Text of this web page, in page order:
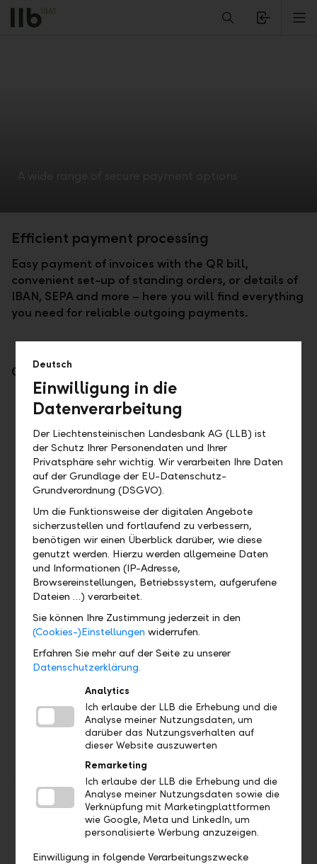
Alerts.Headline
Efficient payment processing
Easy payment of invoices with the QR bill,
convenient set-up of standing orders, or details of
IBAN, SEPA and more – here you will find everything
you need for reliable outgoing payments.
Our solution
QR bill
Fast payment thanks to the easy scanning of QR bills. For
more details, click here.
Go to QR bill
Outgoing payments
From standing orders and one-off payments to direct
debits. Find out more here.
Go to Outgoing payments
Simple explanations of Single Euro Payments (SEPA),
Identifier Code (BIC).
Go to SEPA, IBAN, etc.
Share Print
Deutsch
Einwilligung in die
Datenverarbeitung
Der Liechtensteinischen Landesbank AG (LLB) ist
der Schutz Ihrer Personendaten und Ihrer
Privatsphäre sehr wichtig. Wir verarbeiten Ihre Daten
auf der Grundlage der EU-Datenschutz-
Grundverordnung (DSGVO).
Um die Funktionsweise der digitalen Angebote
sicherzustellen und fortlaufend zu verbessern,
benötigen wir einen Überblick darüber, wie diese
genutzt werden. Hierzu werden allgemeine Daten
und Informationen (IP-Adresse,
Browsereinstellungen, Betriebssystem, aufgerufene
Dateien …) verarbeitet.
Sie können Ihre Zustimmung jederzeit in den
(Cookies-)Einstellungen widerrufen.
Erfahren Sie mehr auf der Seite zu unserer
Datenschutzerklärung.
Analytics
Ich erlaube der LLB die Erhebung und die
Analyse meiner Nutzungsdaten, um
darüber das Nutzungsverhalten auf
dieser Website auszuwerten
Remarketing
Ich erlaube der LLB die Erhebung und die
Analyse meiner Nutzungsdaten sowie die
Verknüpfung mit Marketingplattformen
wie Google, Meta und LinkedIn, um
personalisierte Werbung anzuzeigen.
Einwilligung in folgende Verarbeitungszwecke